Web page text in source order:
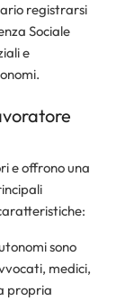
registrarsi
Sociale
e
e offrono una
sono
medici,
propria